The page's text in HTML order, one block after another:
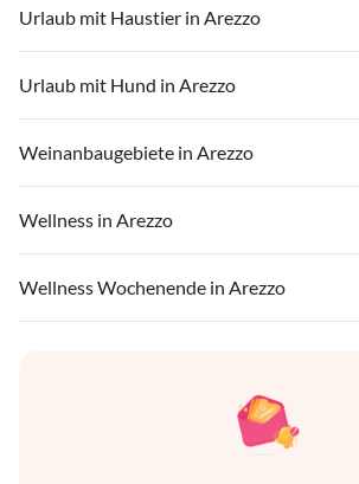
Urlaub mit Haustier in Arezzo
Urlaub mit Hund in Arezzo
Weinanbaugebiete in Arezzo
Wellness in Arezzo
Wellness Wochenende in Arezzo